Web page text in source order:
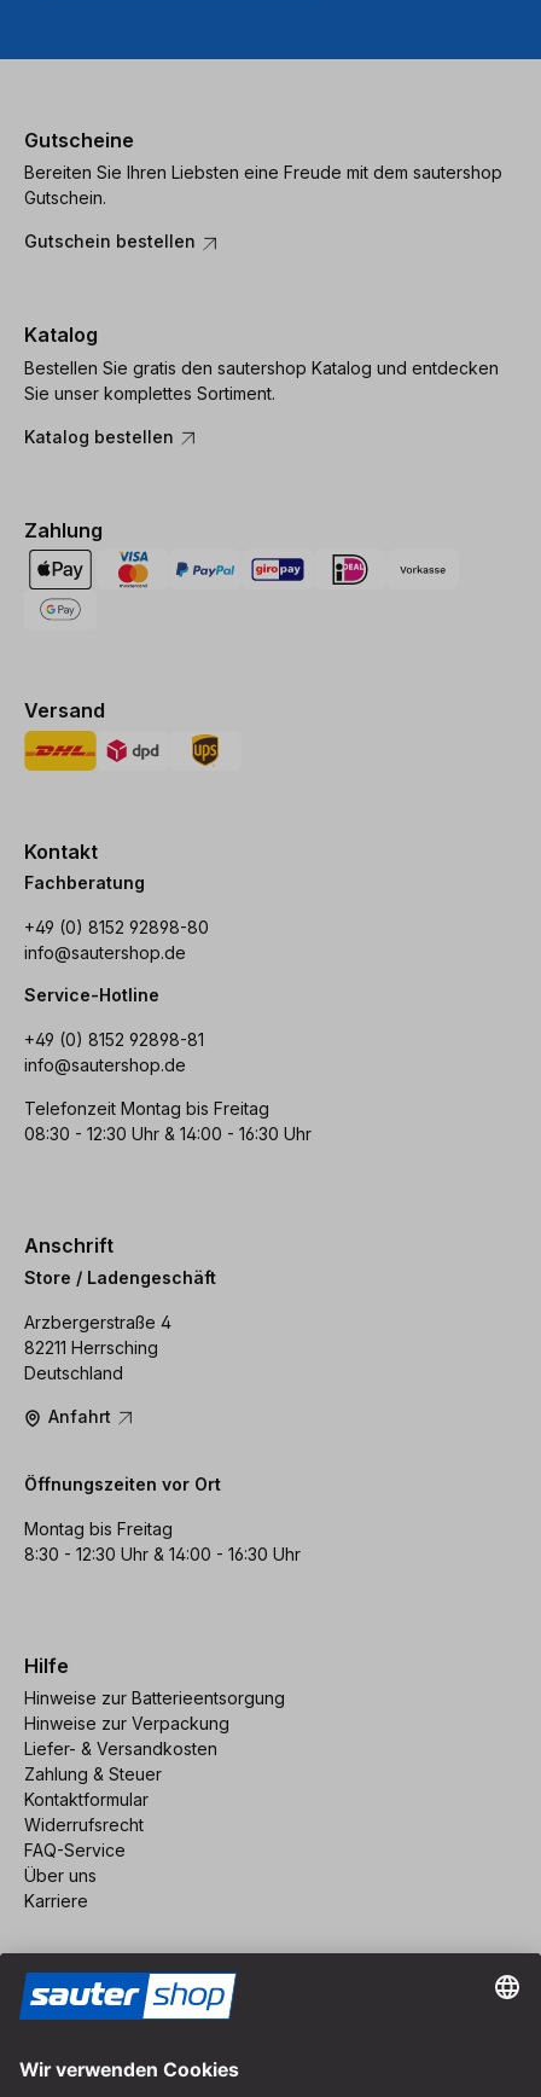
Gutscheine
Bereiten Sie Ihren Liebsten eine Freude mit dem sautershop
Gutschein.
Gutschein bestellen
Katalog
Bestellen Sie gratis den sautershop Katalog und entdecken
Sie unser komplettes Sortiment.
Katalog bestellen
Zahlung
Versand
Kontakt
Fachberatung
+49 (0) 8152 92898-80
info@sautershop.de
Service-Hotline
+49 (0) 8152 92898-81
info@sautershop.de
Telefonzeit Montag bis Freitag
08:30 - 12:30 Uhr & 14:00 - 16:30 Uhr
Anschrift
Store / Ladengeschäft
Arzbergerstraße 4
82211 Herrsching
Deutschland
Anfahrt
Öffnungszeiten vor Ort
Montag bis Freitag
8:30 - 12:30 Uhr & 14:00 - 16:30 Uhr
Hilfe
Hinweise zur Batterieentsorgung
Hinweise zur Verpackung
Liefer- & Versandkosten
Zahlung & Steuer
Kontaktformular
Widerrufsrecht
FAQ-Service
Über uns
Karriere